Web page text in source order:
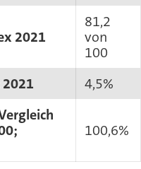
2021
81,2
von
100
4,5%
100,6%